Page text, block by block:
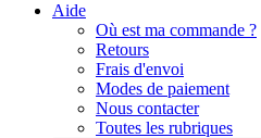
Aide
Où est ma commande ?
Retours
Frais d'envoi
Modes de paiement
Nous contacter
Toutes les rubriques